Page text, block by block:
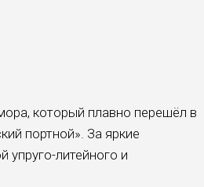
который плавно перешёл в
портной». За яркие
упруго-литейного и